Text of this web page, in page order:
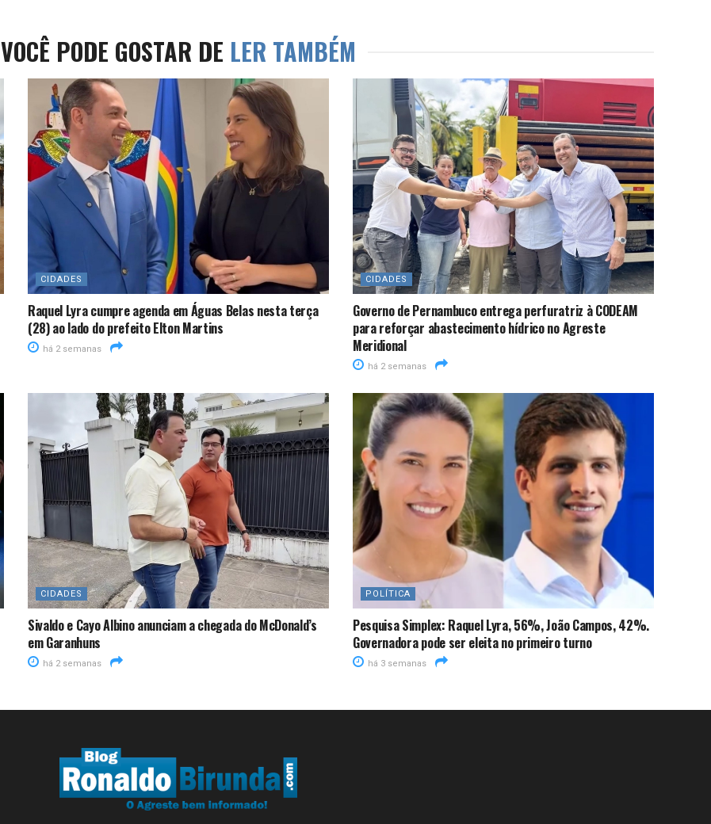
VOCÊ PODE GOSTAR DE LER TAMBÉM
CIDADES
Raquel Lyra cumpre agenda em Águas Belas nesta terça
(28) ao lado do prefeito Elton Martins
há 2 semanas
CIDADES
Governo de Pernambuco entrega perfuratriz à CODEAM
para reforçar abastecimento hídrico no Agreste
Meridional
há 2 semanas
CIDADES
Sivaldo e Cayo Albino anunciam a chegada do McDonald’s
em Garanhuns
há 2 semanas
POLÍTICA
Pesquisa Simplex: Raquel Lyra, 56%, João Campos, 42%.
Governadora pode ser eleita no primeiro turno
há 3 semanas